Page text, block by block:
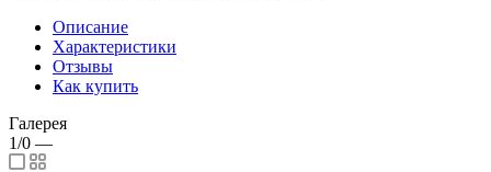
Описание
Характеристики
Отзывы
Как купить
Галерея
1/0 —